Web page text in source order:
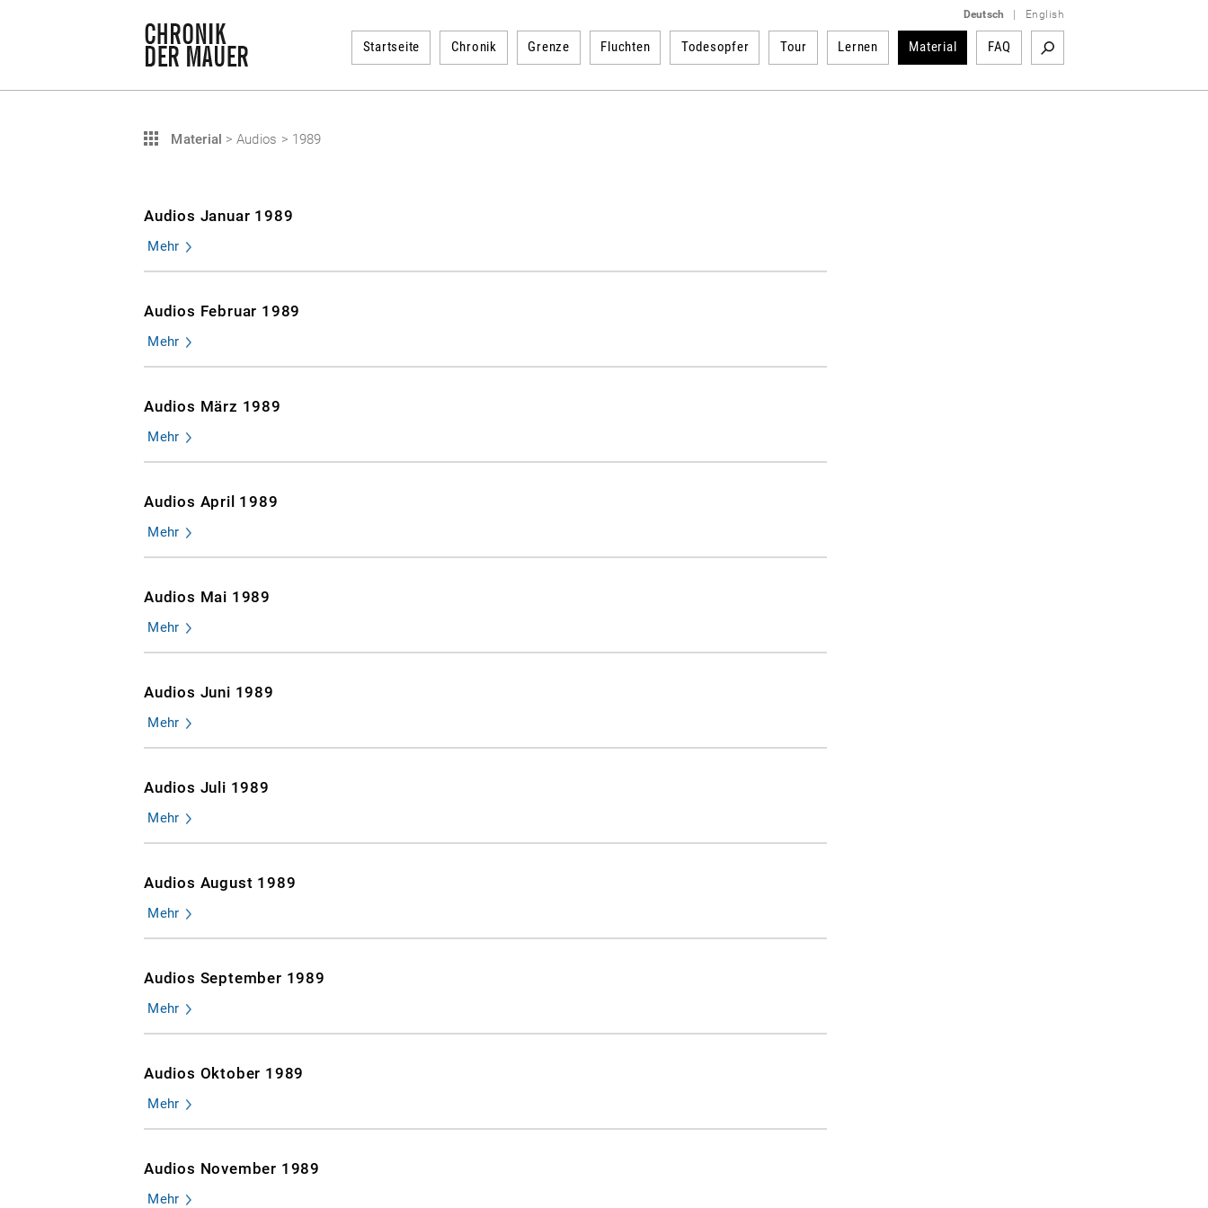
Deutsch English
Startseite Chronik Grenze Fluchten Todesopfer Tour Lernen Material FAQ
Material > Audios > 1989
Audios Januar 1989
Mehr
Audios Februar 1989
Mehr
Audios März 1989
Mehr
Audios April 1989
Mehr
Audios Mai 1989
Mehr
Audios Juni 1989
Mehr
Audios Juli 1989
Mehr
Audios August 1989
Mehr
Audios September 1989
Mehr
Audios Oktober 1989
Mehr
Audios November 1989
Mehr